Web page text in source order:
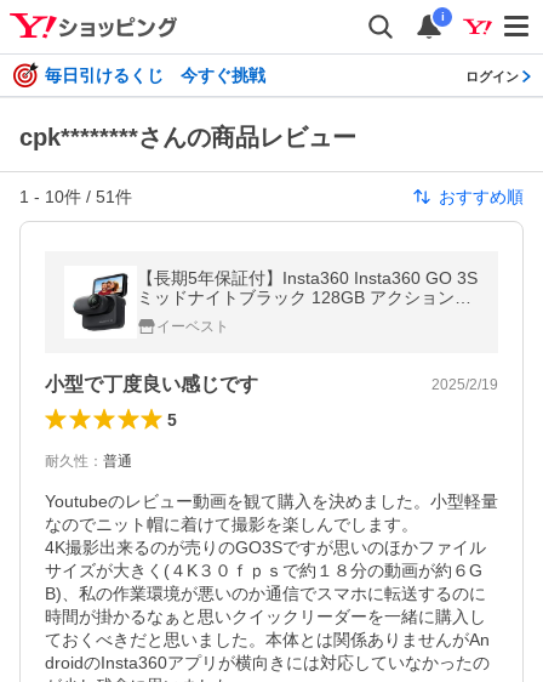
i
毎日引けるくじ 今すぐ挑戦 ログイン
cpk********さんの商品レビュー
1 - 10件 / 51件 おすすめ順
【長期5年保証付】Insta360 Insta360 GO 3S
ミッドナイトブラック 128GB アクションカ
メラ CINSAATA-GO3S128K 国内正規品 CIN
SAATAGO3S128
イーベスト
小型で丁度良い感じです 2025/2/19
5
耐久性 ： 普通
Youtubeのレビュー動画を観て購入を決めました。小型軽量
なのでニット帽に着けて撮影を楽しんでします。
4K撮影出来るのが売りのGO3Sですが思いのほかファイル
サイズが大きく(４K３０ｆｐｓで約１８分の動画が約６G
B)、私の作業環境が悪いのか通信でスマホに転送するのに
時間が掛かるなぁと思いクイックリーダーを一緒に購入し
ておくべきだと思いました。本体とは関係ありませんがAn
droidのInsta360アプリが横向きには対応していなかったの